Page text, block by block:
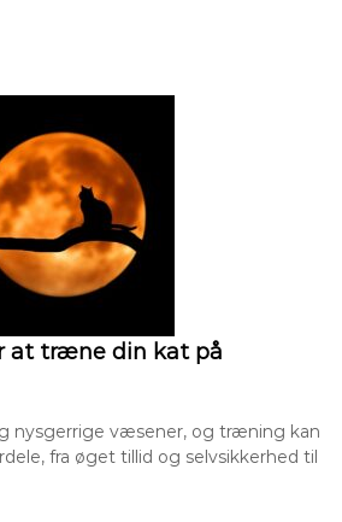
at træne din kat på
nysgerrige væsener, og træning kan
fra øget tillid og selvsikkerhed til